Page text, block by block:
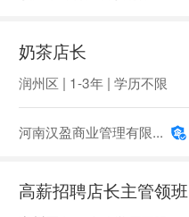
奶茶店长
润州区 | 1-3年 | 学历不限
河南汉盈商业管理有限...
高薪招聘店长主管领班